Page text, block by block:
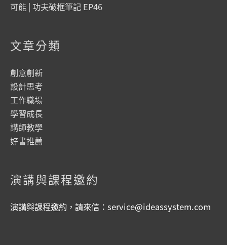
可能 | 功夫破框筆記 EP46
文章分類
創意創新
設計思考
工作職場
學習成長
講師教學
好書推薦
演講與課程邀約
演講與課程邀約，請來信： service@ideassystem.com